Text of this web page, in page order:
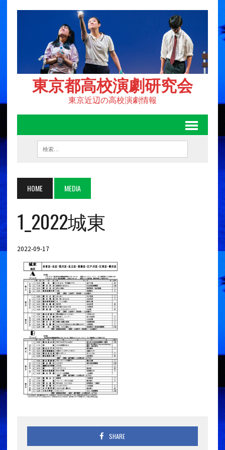
東京都高校演劇研究会
東京近辺の高校演劇情報
HOME MEDIA
1_2022城東
2022-09-17
SHARE